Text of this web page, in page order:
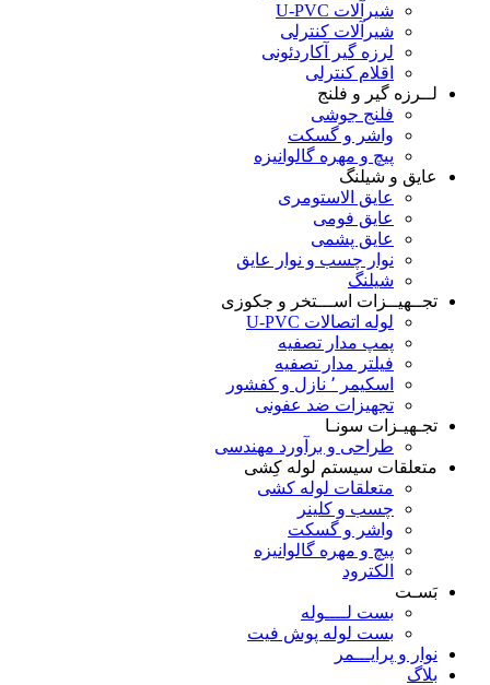
شیرآلات U-PVC
شیرآلات کنترلی
لرزه گیر آکاردئونی
اقلام کنترلی
لــرزه گیر و فلنج
فلنج جوشی
واشر و گسکت
پیچ و مهره گالوانیزه
عایق و شیلنگ
عایق الاستومری
عایق فومی
عایق پشمی
نوار چسب و نوار عایق
شیلنگ
تجــهیــزات اســـتخر و جکوزی
لوله اتصالات U-PVC
پمپ مدار تصفیه
فیلتر مدار تصفیه
اسکیمر ٬ نازل و کفشور
تجهیزات ضد عفونی
تجـهیـزات سونـا
طراحی و برآورد مهندسی
متعلقات سیستم لوله کِشی
متعلقات لوله کشی
چسب و کلینر
واشر و گسکت
پیچ و مهره گالوانیزه
الکترود
بَسـت
بست لــــوله
بست لوله پوش فیت
نوار و پرایـــمر
بلاگ